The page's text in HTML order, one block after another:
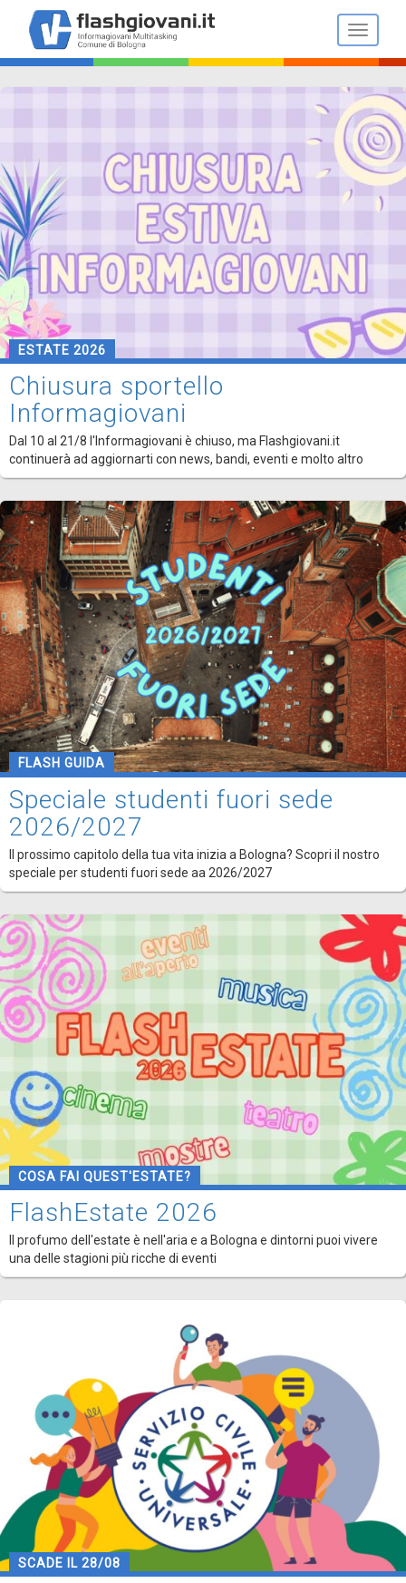
contenuto
principale
Toggle
ESTATE 2026
Chiusura sportello
Informagiovani
Dal 10 al 21/8 l'Informagiovani è chiuso, ma Flashgiovani.it
continuerà ad aggiornarti con news, bandi, eventi e molto altro
FLASH GUIDA
Speciale studenti fuori sede
2026/2027
Il prossimo capitolo della tua vita inizia a Bologna? Scopri il nostro
speciale per studenti fuori sede aa 2026/2027
COSA FAI QUEST'ESTATE?
FlashEstate 2026
Il profumo dell'estate è nell'aria e a Bologna e dintorni puoi vivere
una delle stagioni più ricche di eventi
SCADE IL 28/08